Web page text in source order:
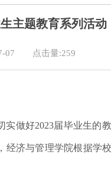
主题教育系列活动
07 点击量:259
实做好2023届毕业生的
， 经济与管理学院根据学校